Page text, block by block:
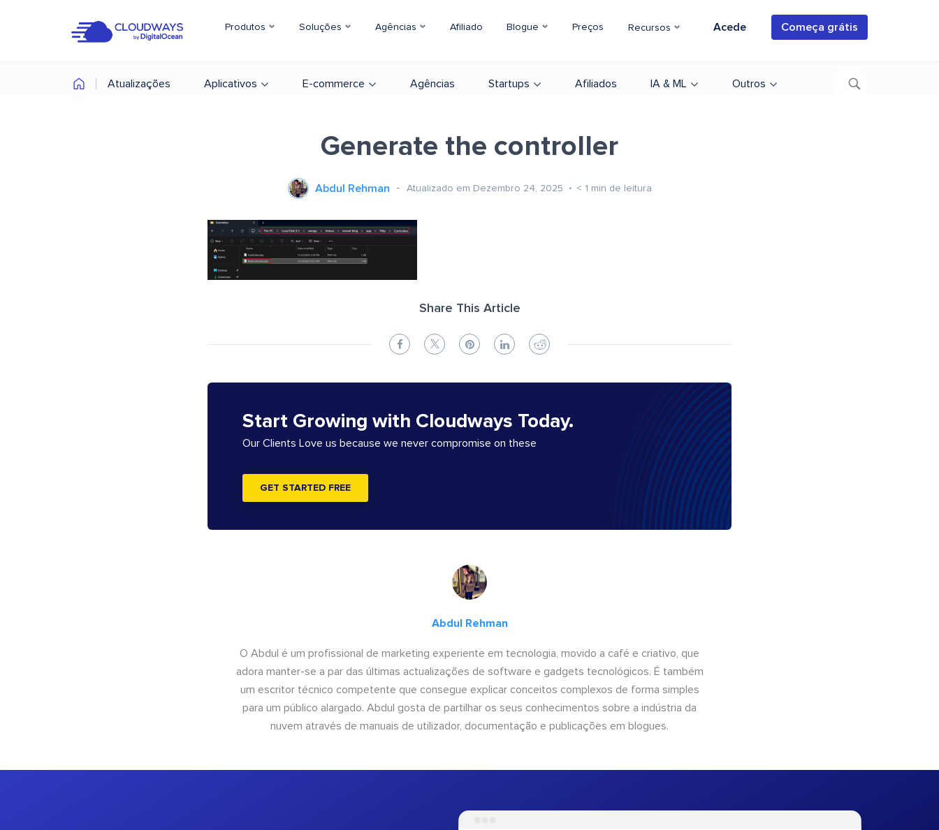
Produtos Soluções Agências Afiliado Blogue Preços Recursos Acede Começa grátis
Atualizações Aplicativos E-commerce Agências Startups Afiliados IA & ML Outros
Generate the controller
Abdul Rehman Atualizado em Dezembro 24, 2025 < 1 min de leitura
Share This Article
Start Growing with Cloudways Today.
Our Clients Love us because we never compromise on these
GET STARTED FREE
Abdul Rehman
O Abdul é um profissional de marketing experiente em tecnologia, movido a café e criativo, que
adora manter-se a par das últimas actualizações de software e gadgets tecnológicos. É também
um escritor técnico competente que consegue explicar conceitos complexos de forma simples
para um público alargado. Abdul gosta de partilhar os seus conhecimentos sobre a indústria da
nuvem através de manuais de utilizador, documentação e publicações em blogues.